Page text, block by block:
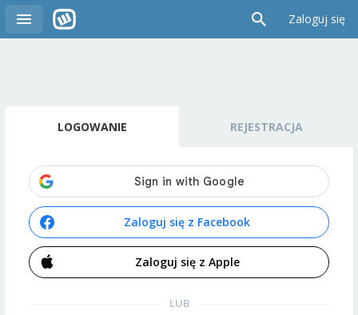
Zaloguj się
LOGOWANIE REJESTRACJA
Zaloguj się z Facebook
Zaloguj się z Apple
LUB